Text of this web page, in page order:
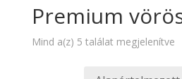
Premium
Mind a(z) 5 találat megjelenítve